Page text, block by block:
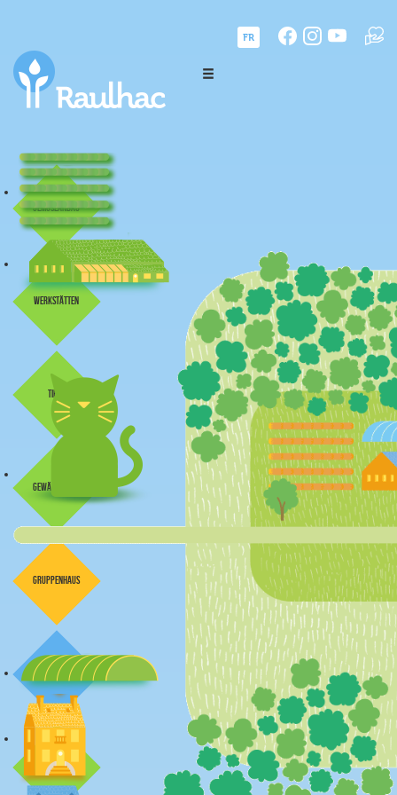
FR
Gemüseanbau
Werkstätten
Tiere
Gewächshaus
gruppenhaus
Wohnhäuschen
Obstgarten